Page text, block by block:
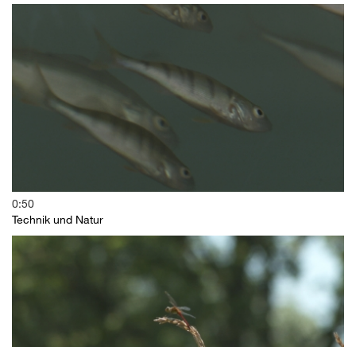
0
0:50
Technik und Natur